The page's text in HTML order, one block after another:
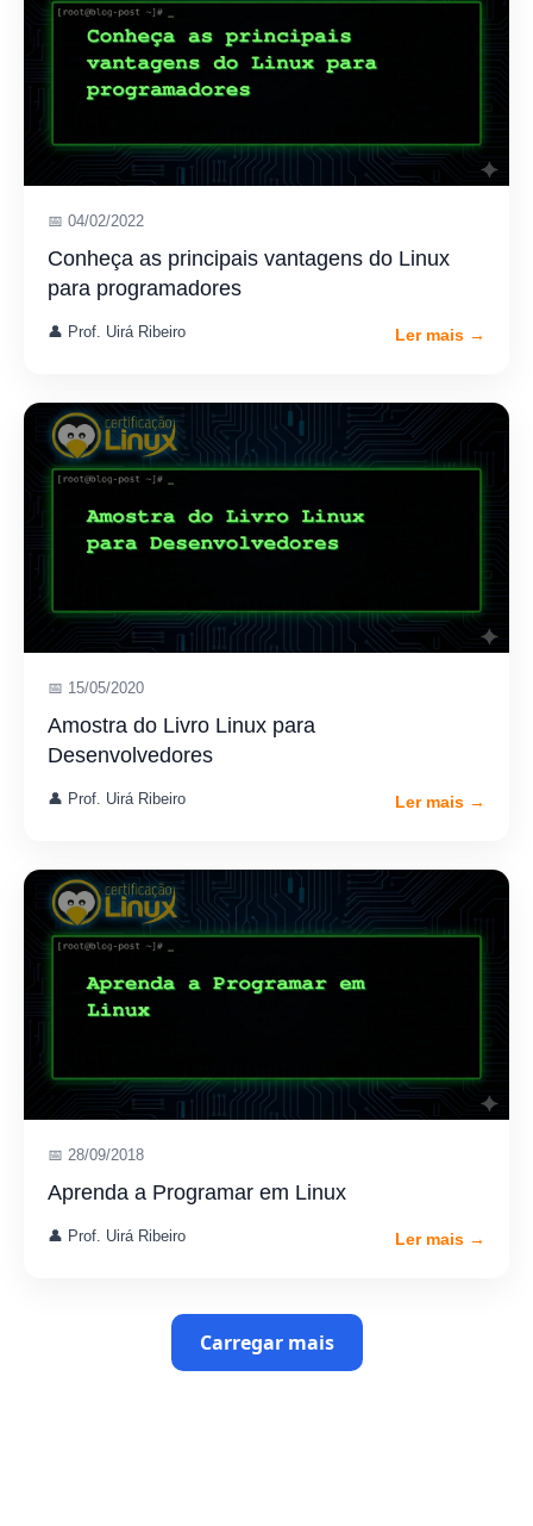
📅 04/02/2022
Conheça as principais vantagens do Linux
para programadores
👤 Prof. Uirá Ribeiro Ler mais →
📅 15/05/2020
Amostra do Livro Linux para
Desenvolvedores
👤 Prof. Uirá Ribeiro Ler mais →
📅 28/09/2018
Aprenda a Programar em Linux
👤 Prof. Uirá Ribeiro Ler mais →
Carregar mais